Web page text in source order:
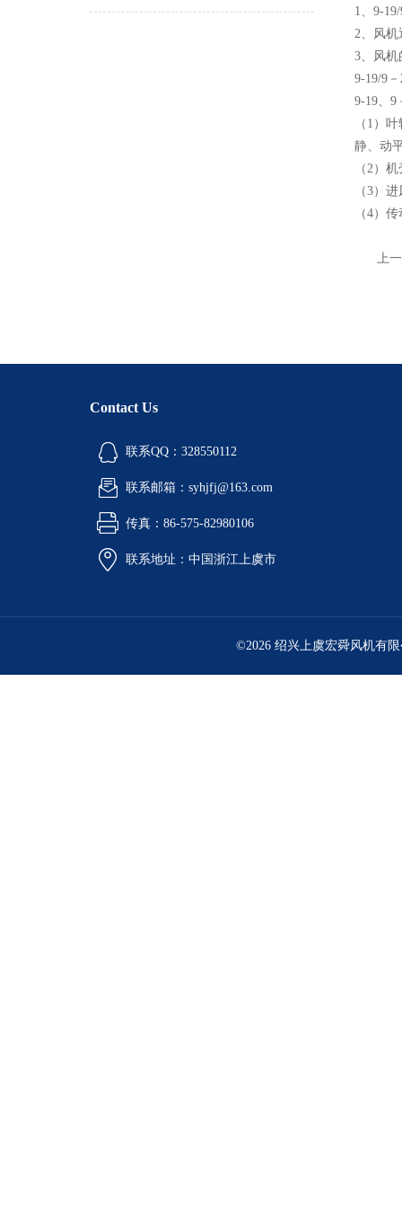
1、9-
2、风机
3、风机
9-19/9
9-19、9
（1）
静、动
（2）
（3）
（4）
上
Contact Us
联系QQ：328550112
联系邮箱：syhjfj@163.com
传真：86-575-82980106
联系地址：中国浙江上虞市
©2026 绍兴上虞宏舜风机有